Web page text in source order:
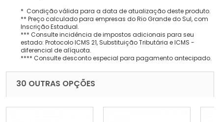
* Condição válida para a data de atualização deste produto.
** Preço calculado para empresas do Rio Grande do Sul, com
Inscrição Estadual.
*** Consulte incidência de impostos adicionais para seu
estado: Protocolo ICMS 21, Substituição Tributária e ICMS -
diferencial de alíquota.
**** Consulte desconto especial para pagamento antecipado.
30 OUTRAS OPÇÕES